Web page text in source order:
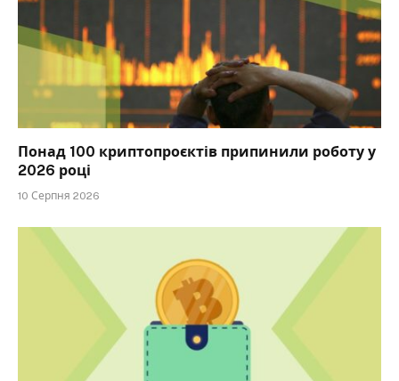
Понад 100 криптопроєктів припинили роботу у
2026 році
10 Серпня 2026